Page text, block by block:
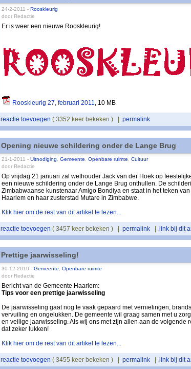
24-2-2011 - Rooskleurig
door Redactie
Er is weer een nieuwe Rooskleurig!
Rooskleurig 27, februari 2011, 10 MB
reactie toevoegen ( 3352 keer bekeken ) | permalink
Opening nieuwe schildering onder de Lange Brug
21-1-2011 - Uitnodiging Gemeente Openbare ruimte
Cultuur
door Redactie
Op vrijdag 21 januari zal wethouder Jack van der Hoek op
een nieuwe schildering onder de Lange Brug onthullen. De
Zimbabwaanse kunstenaar Amigo Bondiya en staat in het teken
Haarlem en haar zusterstad Mutare in Zimbabwe.
Klik hier om de rest van dit artikel te lezen...
reactie toevoegen ( 3457 keer bekeken ) | permalink link bij dit
Prettige jaarwisseling!
30-12-2010 - Gemeente
Openbare ruimte
door Redactie
Bericht van de Gemeente Haarlem:
Tips voor een prettige jaarwisseling
De jaarwisseling gaat nog te vaak gepaard met vernielingen,
vervuiling en ongelukken. De gemeente wil graag samen met u
en veilige jaarwisseling. Als wij ons met zijn allen aan de volgende
dat zeker lukken!
Klik hier om de rest van dit artikel te lezen...
reactie toevoegen ( 3455 keer bekeken ) | permalink link bij dit